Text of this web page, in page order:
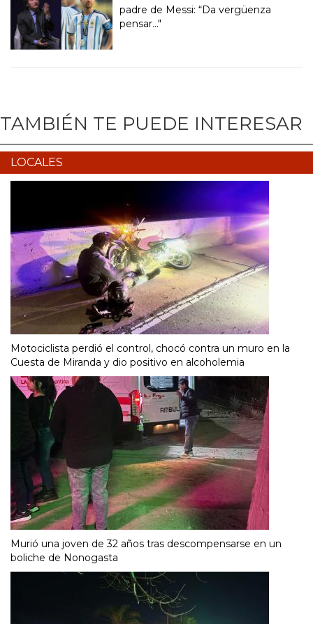
padre de Messi: “Da vergüenza
pensar..."
TAMBIÉN TE PUEDE INTERESAR
LOCALES
Motociclista perdió el control, chocó contra un muro en la
Cuesta de Miranda y dio positivo en alcoholemia
Murió una joven de 32 años tras descompensarse en un
boliche de Nonogasta